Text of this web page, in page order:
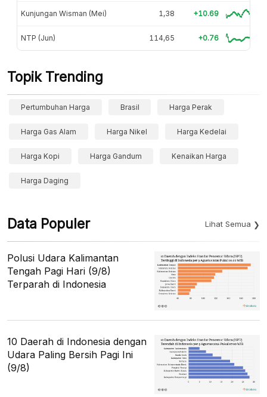
Kunjungan Wisman (Mei) 1,38 +10.69
NTP (Jun) 114,65 +0.76
Topik Trending
Pertumbuhan Harga Brasil Harga Perak
Harga Gas Alam Harga Nikel Harga Kedelai
Harga Kopi Harga Gandum Kenaikan Harga
Harga Daging
Data Populer Lihat Semua
Polusi Udara Kalimantan
Tengah Pagi Hari (9/8)
Terparah di Indonesia
10 Daerah di Indonesia dengan
Udara Paling Bersih Pagi Ini
(9/8)